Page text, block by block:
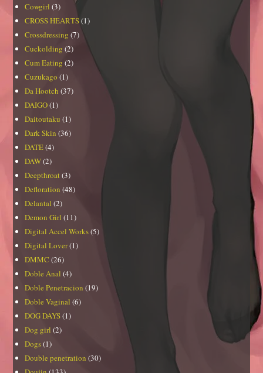
Cowgirl (3)
CROSS HEARTS(1)
Crossdressing (7)
Cuckolding (2)
Cum Eating (2)
Cuzukago (1)
Da Hootch (37)
DAIGO(1)
Daitoutaku (1)
Dark Skin (36)
DATE(4)
DAW(2)
Deepthroat(3)
Defloration (48)
Delantal (2)
Demon Girl (11)
Digital Accel Works(5)
Digital Lover(1)
DMMC (26)
Doble Anal (4)
Doble Penetracion (19)
Doble Vaginal (6)
DOG DAYS(1)
Dog girl (2)
Dogs(1)
Double penetration (30)